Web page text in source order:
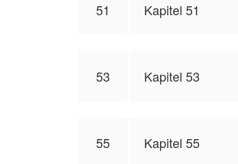
51 Kapitel 51
53 Kapitel 53
55 Kapitel 55